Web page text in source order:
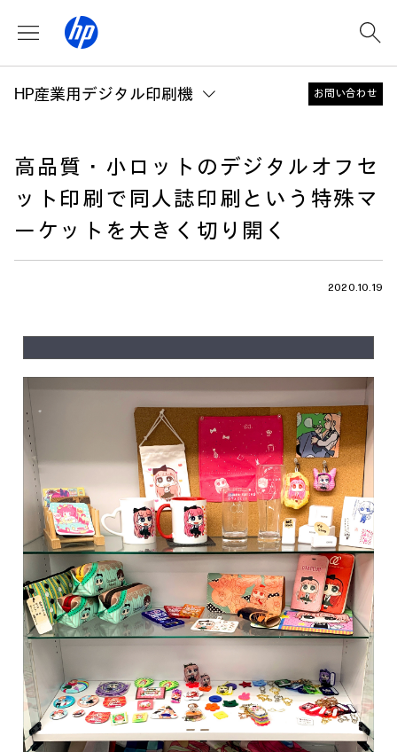
HP産業用デジタル印刷機 お問い合わせ
高品質・小ロットのデジタルオフセ
ット印刷で同人誌印刷という特殊マ
ーケットを大きく切り開く
2020.10.19